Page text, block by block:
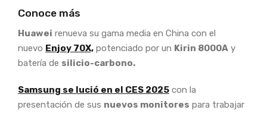
Conoce más
Huawei renueva su gama media en China con el
nuevo Enjoy 70X, potenciado por un Kirin 8000A y
batería de silicio-carbono.
Samsung se lució en el CES 2025 con la
presentación de sus nuevos monitores para trabajar